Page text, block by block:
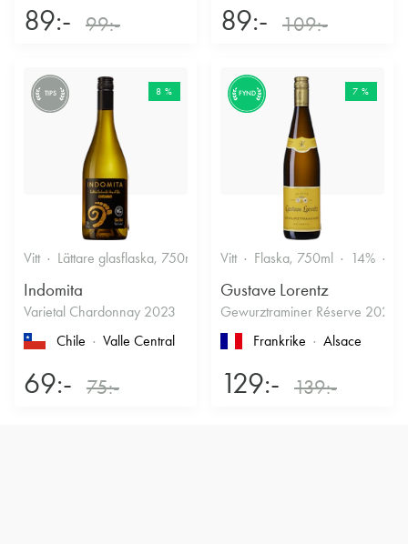
89:- 99:- 89:- 109:-
TIPS 8 %
Vitt Lättare glasflaska, 750ml 12.5% Friskt & Fruktigt
Indomita
Varietal Chardonnay 2023
Chile
Valle Central
69:- 75:-
FYND 7 %
Vitt Flaska, 750ml 14%
Gustave Lorentz
Gewurztraminer Réserve 2025
Frankrike
Alsace
129:- 139:-